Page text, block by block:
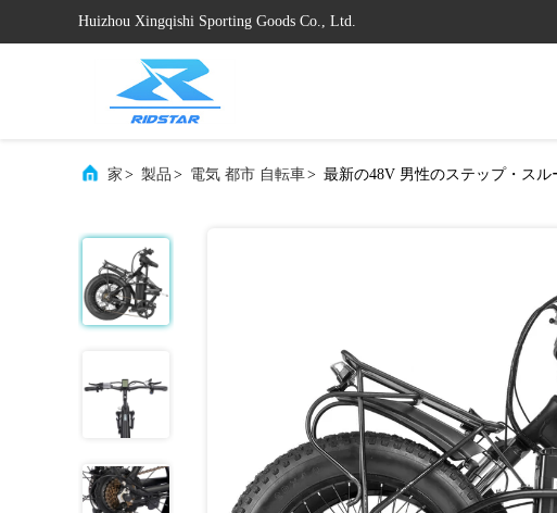
Huizhou Xingqishi Sporting Goods Co., Ltd.
家 > 製品 > 電気 都市 自転車> 最新の48V 男性のステップ・ス